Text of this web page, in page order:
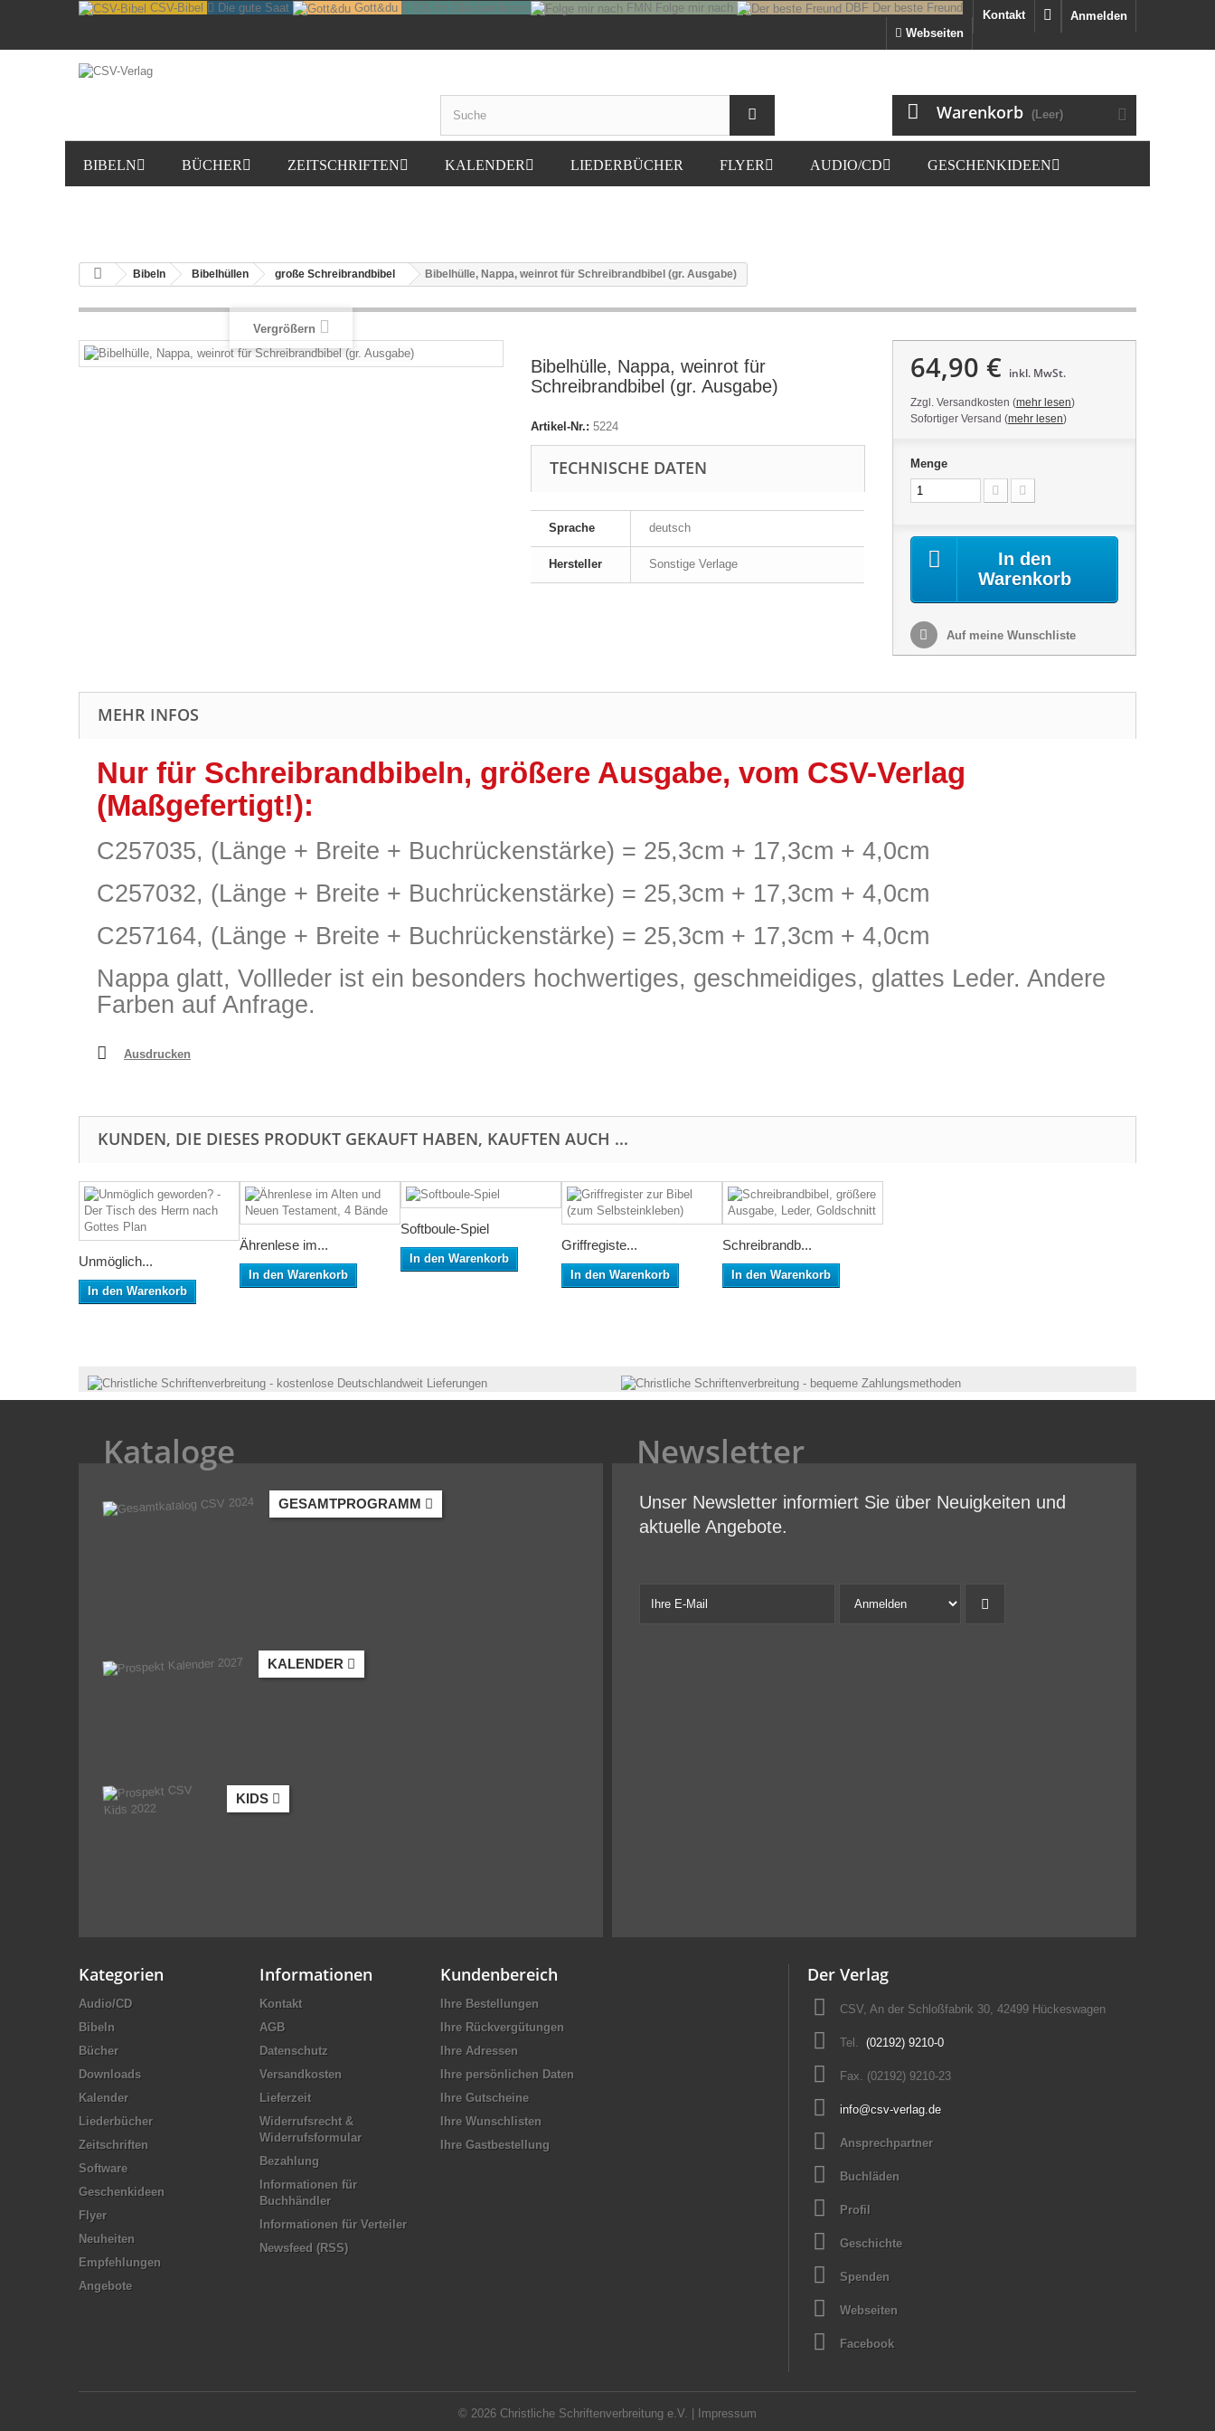
Anmelden
Kontakt
CSV-Bibel Die gute Saat Gott&du IGL Im Glauben leben FMN Folge mir nach DBF Der beste Freund
Webseiten
Warenkorb (Leer)
BIBELN BÜCHER ZEITSCHRIFTEN KALENDER LIEDERBÜCHER FLYER AUDIO/CD GESCHENKIDEEN
Bibeln Bibelhüllen große Schreibrandbibel Bibelhülle, Nappa, weinrot für Schreibrandbibel (gr. Ausgabe)
Vergrößern
Bibelhülle, Nappa, weinrot für
Schreibrandbibel (gr. Ausgabe)
Artikel-Nr.: 5224
TECHNISCHE DATEN
Sprache deutsch
Hersteller Sonstige Verlage
64,90 € inkl. MwSt.
Zzgl. Versandkosten (mehr lesen)
Sofortiger Versand (mehr lesen)
Menge
In den
Warenkorb
Auf meine Wunschliste
MEHR INFOS
Nur für Schreibrandbibeln, größere Ausgabe, vom CSV-Verlag
(Maßgefertigt!):
C257035, (Länge + Breite + Buchrückenstärke) = 25,3cm + 17,3cm + 4,0cm
C257032, (Länge + Breite + Buchrückenstärke) = 25,3cm + 17,3cm + 4,0cm
C257164, (Länge + Breite + Buchrückenstärke) = 25,3cm + 17,3cm + 4,0cm
Nappa glatt, Vollleder ist ein besonders hochwertiges, geschmeidiges, glattes Leder. Andere
Farben auf Anfrage.
Ausdrucken
KUNDEN, DIE DIESES PRODUKT GEKAUFT HABEN, KAUFTEN AUCH ...
Unmöglich...
In den Warenkorb
Ährenlese im...
In den Warenkorb
Softboule-Spiel
In den Warenkorb
Griffregiste...
In den Warenkorb
Schreibrandb...
In den Warenkorb
Kataloge
GESAMTPROGRAMM
KALENDER
KIDS
Newsletter
Unser Newsletter informiert Sie über Neuigkeiten und
aktuelle Angebote.
Kategorien
Audio/CD
Bibeln
Bücher
Downloads
Kalender
Liederbücher
Zeitschriften
Software
Geschenkideen
Flyer
Neuheiten
Empfehlungen
Angebote
Informationen
Kontakt
AGB
Datenschutz
Versandkosten
Lieferzeit
Widerrufsrecht &
Widerrufsformular
Bezahlung
Informationen für
Buchhändler
Informationen für Verteiler
Newsfeed (RSS)
© 2026 Christliche Schriftenverbreitung e.V. | Impressum
Kundenbereich
Ihre Bestellungen
Ihre Rückvergütungen
Ihre Adressen
Ihre persönlichen Daten
Ihre Gutscheine
Ihre Wunschlisten
Ihre Gastbestellung
Der Verlag
CSV, An der Schloßfabrik 30, 42499 Hückeswagen
Tel. (02192) 9210-0
Fax. (02192) 9210-23
info@csv-verlag.de
Ansprechpartner
Buchläden
Profil
Geschichte
Spenden
Webseiten
Facebook